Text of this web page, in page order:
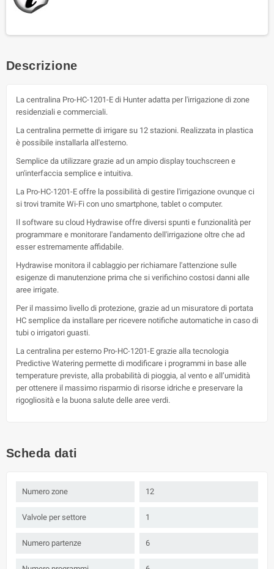
Descrizione
La centralina Pro-HC-1201-E di Hunter adatta per l'irrigazione di zone
residenziali e commerciali.
La centralina permette di irrigare su 12 stazioni. Realizzata in plastica
è possibile installarla all'esterno.
Semplice da utilizzare grazie ad un ampio display touchscreen e
un'interfaccia semplice e intuitiva.
La Pro-HC-1201-E offre la possibilità di gestire l'irrigazione ovunque ci
si trovi tramite Wi-Fi con uno smartphone, tablet o computer.
Il software su cloud Hydrawise offre diversi spunti e funzionalità per
programmare e monitorare l'andamento dell'irrigazione oltre che ad
esser estremamente affidabile.
Hydrawise monitora il cablaggio per richiamare l'attenzione sulle
esigenze di manutenzione prima che si verifichino costosi danni alle
aree irrigate.
Per il massimo livello di protezione, grazie ad un misuratore di portata
HC semplice da installare per ricevere notifiche automatiche in caso di
tubi o irrigatori guasti.
La centralina per esterno Pro-HC-1201-E grazie alla tecnologia
Predictive Watering permette di modificare i programmi in base alle
temperature previste, alla probabilità di pioggia, al vento e all’umidità
per ottenere il massimo risparmio di risorse idriche e preservare la
rigogliosità e la buona salute delle aree verdi.
Scheda dati
Numero zone 12
Valvole per settore 1
Numero partenze 6